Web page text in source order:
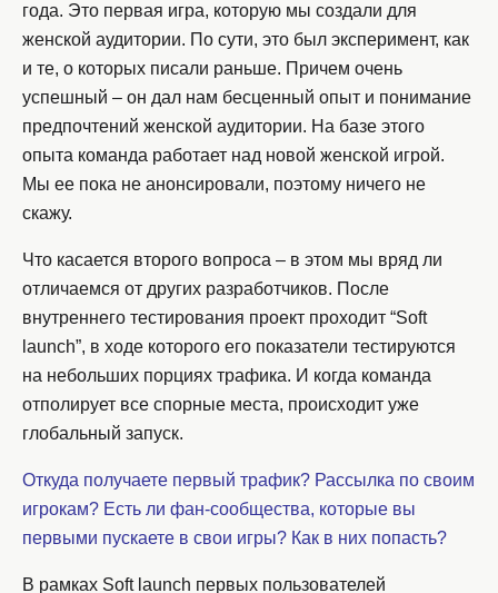
года. Это первая игра, которую мы создали для
женской аудитории. По сути, это был эксперимент, как
и те, о которых писали раньше. Причем очень
успешный – он дал нам бесценный опыт и понимание
предпочтений женской аудитории. На базе этого
опыта команда работает над новой женской игрой.
Мы ее пока не анонсировали, поэтому ничего не
скажу.
Что касается второго вопроса – в этом мы вряд ли
отличаемся от других разработчиков. После
внутреннего тестирования проект проходит “Soft
launch”, в ходе которого его показатели тестируются
на небольших порциях трафика. И когда команда
отполирует все спорные места, происходит уже
глобальный запуск.
Откуда получаете первый трафик? Рассылка по своим
игрокам? Есть ли фан-сообщества, которые вы
первыми пускаете в свои игры? Как в них попасть?
В рамках Soft launch первых пользователей